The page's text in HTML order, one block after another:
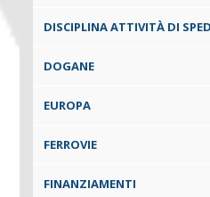
DISCIPLINA ATTIVITÀ DI
DOGANE
EUROPA
FERROVIE
FINANZIAMENTI